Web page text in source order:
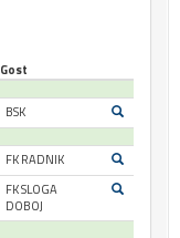
Gost
BSK
FK RADNIK
FK SLOGA
DOBOJ